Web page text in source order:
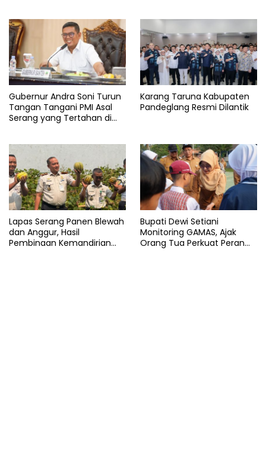
Gubernur Andra Soni Turun
Tangan Tangani PMI Asal
Serang yang Tertahan di
Karang Taruna Kabupaten
Pandeglang Resmi Dilantik
Lapas Serang Panen Blewah
dan Anggur, Hasil
Pembinaan Kemandirian
Bupati Dewi Setiani
Monitoring GAMAS, Ajak
Orang Tua Perkuat Peran